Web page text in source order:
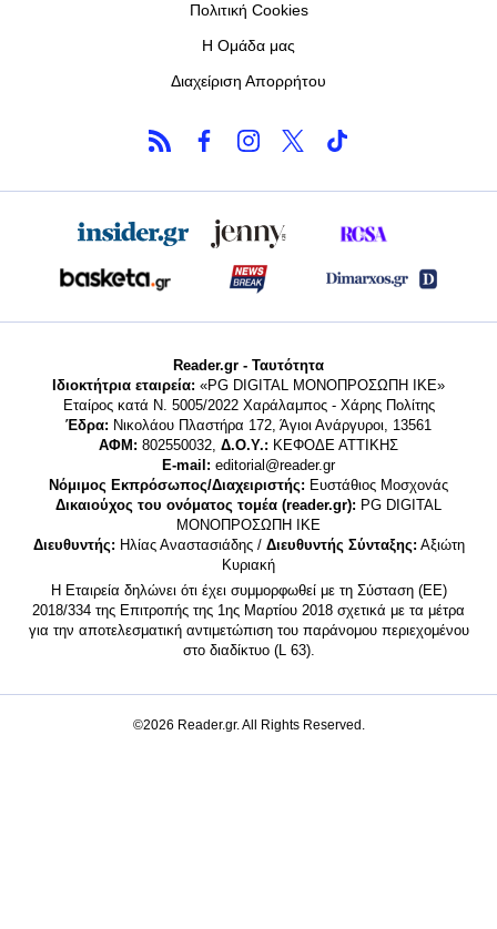
Πολιτική Cookies
Η Ομάδα μας
Διαχείριση Απορρήτου
Reader.gr - Ταυτότητα
Ιδιοκτήτρια εταιρεία: «PG DIGITAL MONΟΠΡΟΣΩΠΗ ΙΚΕ»
Εταίρος κατά Ν. 5005/2022 Χαράλαμπος - Χάρης Πολίτης
Έδρα: Νικολάου Πλαστήρα 172, Άγιοι Ανάργυροι, 13561
ΑΦΜ: 802550032, Δ.Ο.Υ.: ΚΕΦΟΔΕ ΑΤΤΙΚΗΣ
E-mail: editorial@reader.gr
Νόμιμος Εκπρόσωπος/Διαχειριστής: Ευστάθιος Μοσχονάς
Δικαιούχος του ονόματος τομέα (reader.gr): PG DIGITAL
MONΟΠΡΟΣΩΠΗ ΙΚΕ
Διευθυντής: Ηλίας Αναστασιάδης / Διευθυντής Σύνταξης: Αξιώτη
Κυριακή
Η Εταιρεία δηλώνει ότι έχει συμμορφωθεί με τη Σύσταση (ΕΕ)
2018/334 της Επιτροπής της 1ης Μαρτίου 2018 σχετικά με τα μέτρα
για την αποτελεσματική αντιμετώπιση του παράνομου περιεχομένου
στο διαδίκτυο (L 63).
©2026 Reader.gr. All Rights Reserved.